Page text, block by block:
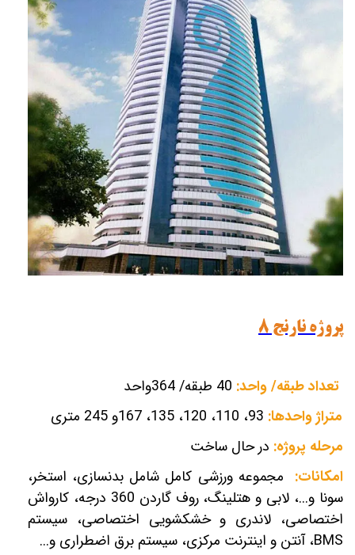
پروژه نارنج ۸
تعداد طبقه/ واحد: 40 طبقه/ 364واحد
متراژ واحدها: 93، 110، 120، 135، 167و 245 متری
مرحله پروژه: در حال ساخت
امکانات: مجموعه ورزشی کامل شامل بدنسازی، استخر،
سونا و...، لابی و هتلینگ، روف گاردن 360 درجه، کارواش
اختصاصی، لاندری و خشکشویی اختصاصی، سیستم
BMS، آنتن و اینترنت مرکزی، سیستم برق اضطراری و...